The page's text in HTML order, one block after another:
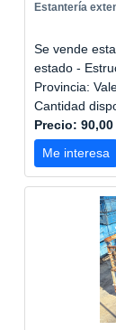
Estantería
Se vende
estado -
Provincia:
Cantidad
Precio: 90,00
Me interesa